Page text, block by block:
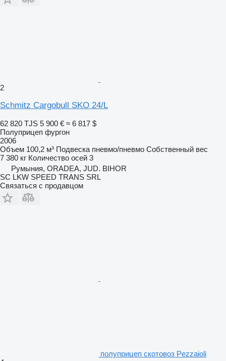
2
Schmitz Cargobull SKO 24/L
62 820 TJS 5 900 € ≈ 6 817 $
Полуприцеп фургон
2006
Объем 100,2 м³ Подвеска пневмо/пневмо Собственный вес
7 380 кг Количество осей 3
Румыния, ORADEA, JUD. BIHOR
SC LKW SPEED TRANS SRL
Связаться с продавцом
полуприцеп скотовоз Pezzaioli